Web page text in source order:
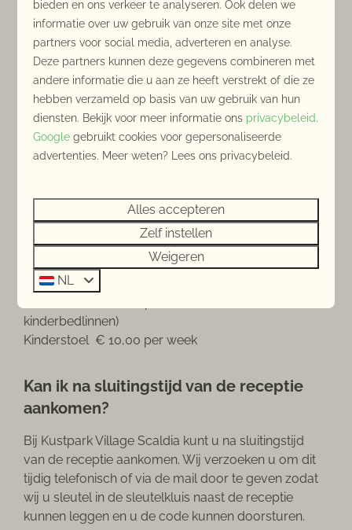
Tijdens uw verblijf kunt u gratis gebruik maken van
draadloos internet. In uw accommodatie vindt u een
informatiemap met daarin de wifi code.
Is er een supermarkt in de buurt?
In het dorp zit er een kleine buurtsuper. Een grote
supermarkt vindt u op 8 km afstand van het park, in
Kan ik kindermeubilair bijboeken bij mijn
verblijf?
U kunt bij ons kindermeubilair bijboeken.
kinderbedlinnen)
Kinderstoel € 10,00 per week
Kan ik na sluitingstijd van de receptie
aankomen?
Bij Kustpark Village Scaldia kunt u na sluitingstijd
van de receptie aankomen. Wij verzoeken u om dit
tijdig telefonisch of via de mail door te geven zodat
wij u sleutel in de sleutelkluis naast de receptie
kunnen leggen en u de code kunnen doorsturen.
bieden en ons verkeer te analyseren. Ook delen we
informatie over uw gebruik van onze site met onze
partners voor social media, adverteren en analyse.
Deze partners kunnen deze gegevens combineren met
andere informatie die u aan ze heeft verstrekt of die ze
hebben verzameld op basis van uw gebruik van hun
diensten. Bekijk voor meer informatie ons privacybeleid.
Google gebruikt cookies voor gepersonaliseerde
advertenties. Meer weten? Lees ons privacybeleid.
Alles accepteren
Zelf instellen
Weigeren
NL